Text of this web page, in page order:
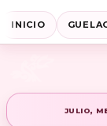
INICIO
JULIO,